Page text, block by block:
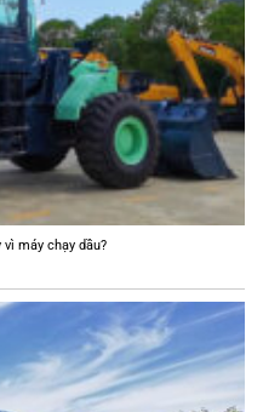
máy chạy dầu?